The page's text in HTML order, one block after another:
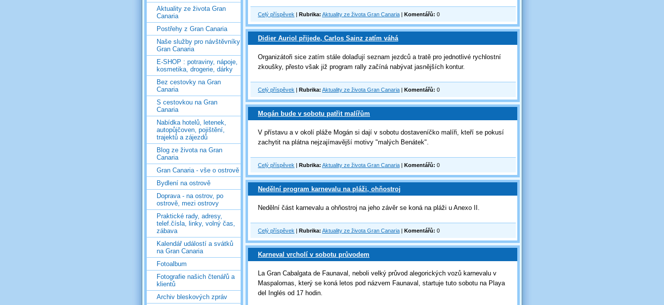
Aktuality ze života Gran
Canaria
Postřehy z Gran Canaria
Naše služby pro návštěvníky
Gran Canaria
E-SHOP : potraviny, nápoje,
kosmetika, drogerie, dárky
Bez cestovky na Gran
Canaria
S cestovkou na Gran
Canaria
Nabídka hotelů, letenek,
autopůjčoven, pojištění,
trajektů a zájezdů
Blog ze života na Gran
Canaria
Gran Canaria - vše o ostrově
Bydlení na ostrově
Doprava - na ostrov, po
ostrově, mezi ostrovy
Praktické rady, adresy,
telef.čísla, linky, volný čas,
zábava
Kalendář událostí a svátků
na Gran Canaria
Fotoalbum
Fotografie našich čtenářů a
klientů
Archiv bleskových zpráv
Celý příspěvek | Rubrika: Aktuality ze života Gran Canaria | Komentářů: 0
Didier Auriol přijede, Carlos Sainz zatím váhá
Organizátoři sice zatím stále dolaďují seznam jezdců a tratě pro jednotlivé rychlostní
zkoušky, přesto však již program rally začíná nabývat jasnějších kontur.
Celý příspěvek | Rubrika: Aktuality ze života Gran Canaria | Komentářů: 0
Mogán bude v sobotu patřit malířům
V přístavu a v okolí pláže Mogán si dají v sobotu dostaveníčko malíři, kteří se pokusí
zachytit na plátna nejzajímavější motivy "malých Benátek".
Celý příspěvek | Rubrika: Aktuality ze života Gran Canaria | Komentářů: 0
Nedělní program karnevalu na pláži, ohňostroj
Nedělní část karnevalu a ohňostroj na jeho závěr se koná na pláži u Anexo II.
Celý příspěvek | Rubrika: Aktuality ze života Gran Canaria | Komentářů: 0
Karneval vrcholí v sobotu průvodem
La Gran Cabalgata de Faunaval, neboli velký průvod alegorických vozů karnevalu v
Maspalomas, který se koná letos pod názvem Faunaval, startuje tuto sobotu na Playa
del Inglés od 17 hodin.